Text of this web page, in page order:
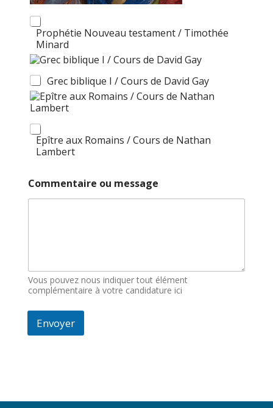
Prophétie Nouveau testament / Timothée
Minard
Grec biblique I / Cours de David Gay
Epître aux Romains / Cours de Nathan
Lambert
Commentaire ou message
Vous pouvez nous indiquer tout élément
complémentaire à votre candidature ici
Envoyer